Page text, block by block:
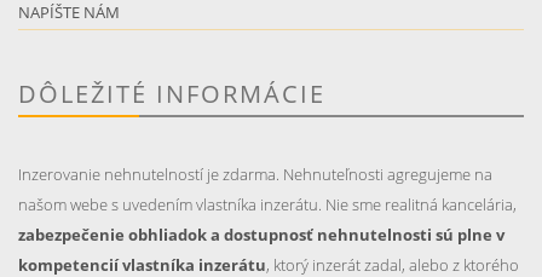
NAPÍŠTE NÁM
DÔLEŽITÉ INFORMÁCIE
Inzerovanie nehnutelností je zdarma. Nehnuteľnosti agregujeme na
našom webe s uvedením vlastníka inzerátu. Nie sme realitná kancelária,
zabezpečenie obhliadok a dostupnosť nehnutelnosti sú plne v
kompetencií vlastníka inzerátu, ktorý inzerát zadal, alebo z ktorého